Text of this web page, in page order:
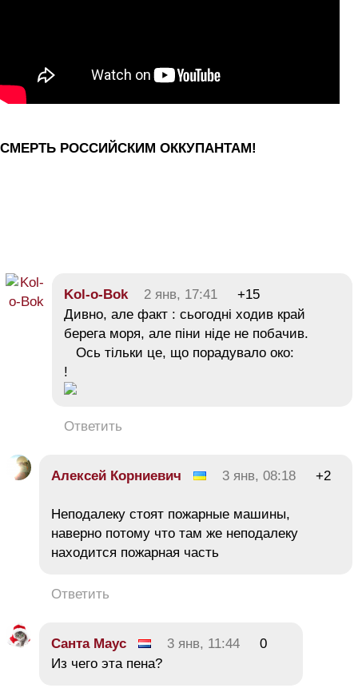
СМЕРТЬ РОССИЙСКИМ ОККУПАНТАМ!
Kol-o-Bok 2 янв, 17:41
+15
Дивно, але факт : сьогодні ходив край
берега моря, але піни ніде не побачив.
Ось тільки це, що порадувало око:
!
Ответить
Алексей Корниевич 3 янв, 08:18 +2
Неподалеку стоят пожарные машины,
наверно потому что там же неподалеку
находится пожарная часть
Ответить
Санта Маус 3 янв, 11:44
0
Из чего эта пена?